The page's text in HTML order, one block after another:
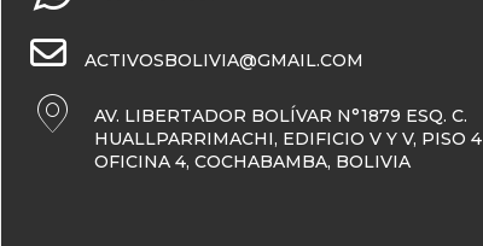
ACTIVOSBOLIVIA@GMAIL.COM
AV. LIBERTADOR BOLÍVAR N°1879 ESQ. C.
HUALLPARRIMACHI, EDIFICIO V Y V, PISO 4
OFICINA 4, COCHABAMBA, BOLIVIA